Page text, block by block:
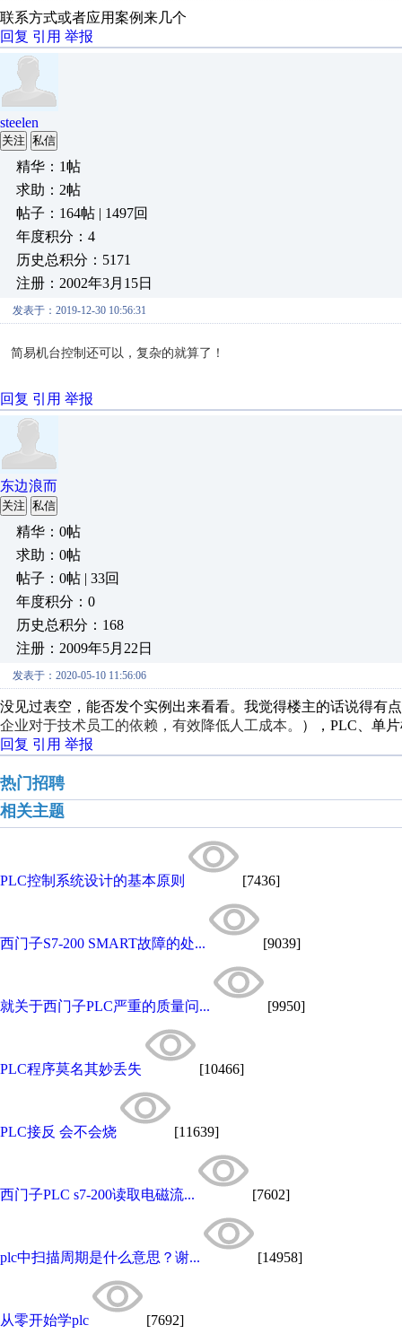
联系方式或者应用案例来几个
回复 引用 举报
steelen
关注 私信
精华：1帖
求助：2帖
帖子：164帖 | 1497回
年度积分：4
历史总积分：5171
注册：2002年3月15日
发表于：2019-12-30 10:56:31
简易机台控制还可以，复杂的就算了！
回复 引用 举报
东边浪而
关注 私信
精华：0帖
求助：0帖
帖子：0帖 | 33回
年度积分：0
历史总积分：168
注册：2009年5月22日
发表于：2020-05-10 11:56:06
没见过表空，能否发个实例出来看看。我觉得楼主的话说得有
企业对于技术员工的依赖，有效降低人工成本。
），PLC、单
回复 引用 举报
热门招聘
相关主题
PLC控制系统设计的基本原则 [7436]
西门子S7-200 SMART故障的处... [9039]
就关于西门子PLC严重的质量问... [9950]
PLC程序莫名其妙丢失 [10466]
PLC接反 会不会烧 [11639]
西门子PLC s7-200读取电磁流... [7602]
plc中扫描周期是什么意思？谢... [14958]
从零开始学plc [7692]